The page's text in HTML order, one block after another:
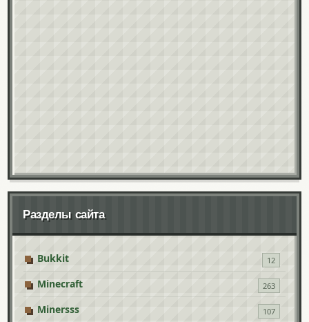
Разделы сайта
Bukkit 12
Minecraft 263
Minersss 107